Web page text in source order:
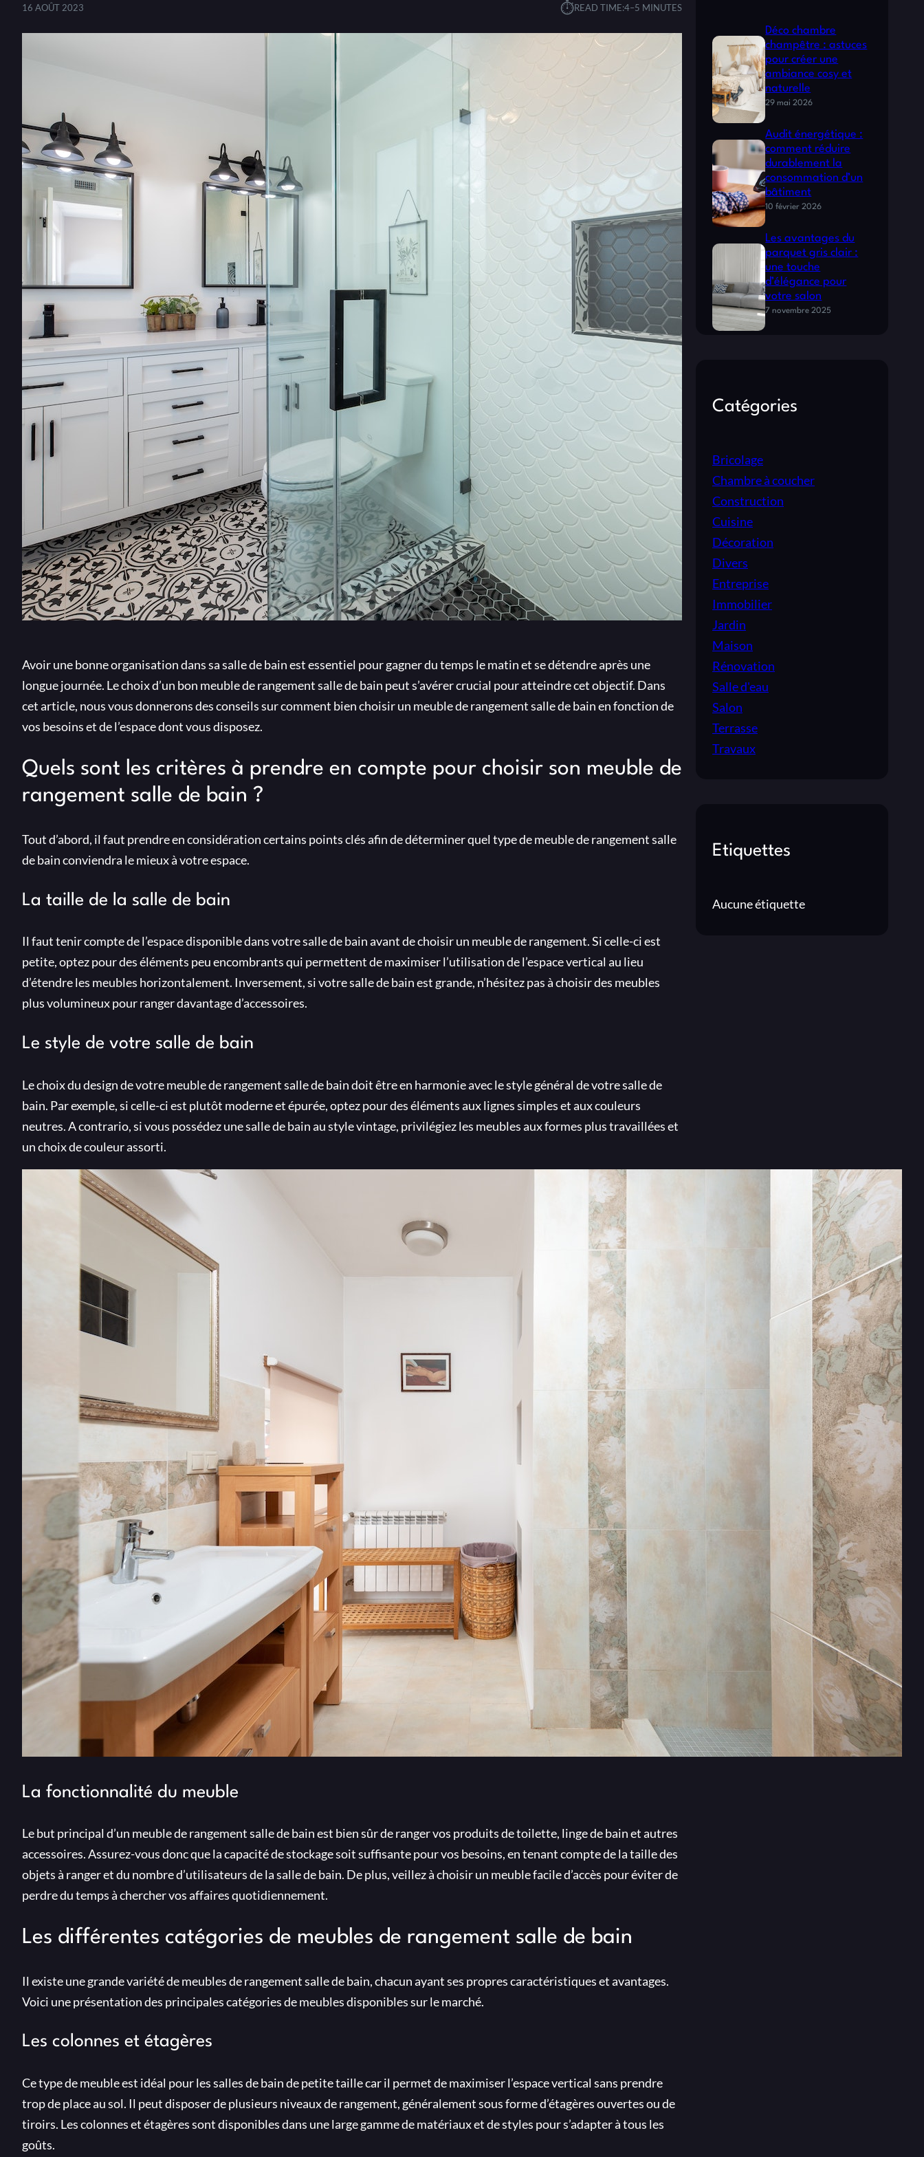
16 AOÛT 2023 ⏱︎READ TIME:4–5 MINUTES
Avoir une bonne organisation dans sa salle de bain est essentiel pour gagner du temps le matin et se détendre après une
longue journée. Le choix d’un bon meuble de rangement salle de bain peut s’avérer crucial pour atteindre cet objectif. Dans
cet article, nous vous donnerons des conseils sur comment bien choisir un meuble de rangement salle de bain en fonction de
vos besoins et de l’espace dont vous disposez.
Quels sont les critères à prendre en compte pour choisir son meuble de
rangement salle de bain ?
Tout d’abord, il faut prendre en considération certains points clés afin de déterminer quel type de meuble de rangement salle
de bain conviendra le mieux à votre espace.
La taille de la salle de bain
Il faut tenir compte de l’espace disponible dans votre salle de bain avant de choisir un meuble de rangement. Si celle-ci est
petite, optez pour des éléments peu encombrants qui permettent de maximiser l’utilisation de l’espace vertical au lieu
d’étendre les meubles horizontalement. Inversement, si votre salle de bain est grande, n’hésitez pas à choisir des meubles
plus volumineux pour ranger davantage d’accessoires.
Le style de votre salle de bain
Le choix du design de votre meuble de rangement salle de bain doit être en harmonie avec le style général de votre salle de
bain. Par exemple, si celle-ci est plutôt moderne et épurée, optez pour des éléments aux lignes simples et aux couleurs
neutres. A contrario, si vous possédez une salle de bain au style vintage, privilégiez les meubles aux formes plus travaillées et
un choix de couleur assorti.
La fonctionnalité du meuble
Le but principal d’un meuble de rangement salle de bain est bien sûr de ranger vos produits de toilette, linge de bain et autres
accessoires. Assurez-vous donc que la capacité de stockage soit suffisante pour vos besoins, en tenant compte de la taille des
objets à ranger et du nombre d’utilisateurs de la salle de bain. De plus, veillez à choisir un meuble facile d’accès pour éviter de
perdre du temps à chercher vos affaires quotidiennement.
Les différentes catégories de meubles de rangement salle de bain
Il existe une grande variété de meubles de rangement salle de bain, chacun ayant ses propres caractéristiques et avantages.
Voici une présentation des principales catégories de meubles disponibles sur le marché.
Les colonnes et étagères
Ce type de meuble est idéal pour les salles de bain de petite taille car il permet de maximiser l’espace vertical sans prendre
trop de place au sol. Il peut disposer de plusieurs niveaux de rangement, généralement sous forme d’étagères ouvertes ou de
tiroirs. Les colonnes et étagères sont disponibles dans une large gamme de matériaux et de styles pour s’adapter à tous les
goûts.
Déco chambre
champêtre : astuces
pour créer une
ambiance cosy et
naturelle
29 mai 2026
Audit énergétique :
comment réduire
durablement la
consommation d’un
bâtiment
10 février 2026
Les avantages du
parquet gris clair :
une touche
d’élégance pour
votre salon
7 novembre 2025
Catégories
Bricolage
Chambre à coucher
Construction
Cuisine
Décoration
Divers
Entreprise
Immobilier
Jardin
Maison
Rénovation
Salle d'eau
Salon
Terrasse
Travaux
Etiquettes
Aucune étiquette